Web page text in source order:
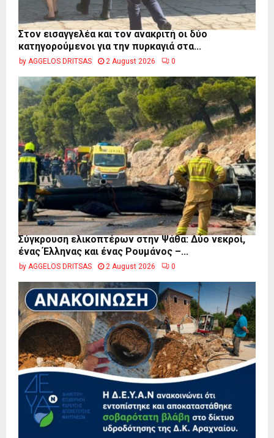
Στον εισαγγελέα και τον ανακριτή οι δύο
κατηγορούμενοι για την πυρκαγιά στα...
by AGGELOS DRITSAS 2 August 2026 0
Σύγκρουση ελικοπτέρων στην Ψάθα: Δύο νεκροί,
ένας Έλληνας και ένας Ρουμάνος –...
by AGGELOS DRITSAS 2 August 2026 0